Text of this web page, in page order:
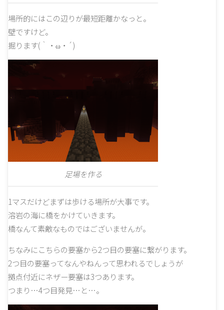
場所的にはこの辺りが最短距離かなっと。
壁ですけど。
掘ります(｀・ω・´)
足場を作る
1マスだけどまずは歩ける場所が大事です。
溶岩の海に橋をかけていきます。
橋なんて素敵なものではございませんが。
ちなみにこちらの要塞から2つ目の要塞に繋がります。
2つ目の要塞ってなんやねんって思われるでしょうが
拠点付近にネザー要塞は3つあります。
つまり…4つ目発見…と…。